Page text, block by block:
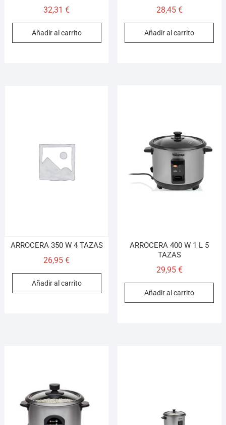
32,31€
Añadir al carrito
28,45 €
Añadir al carrito
ARROCERA 350 W 4 TAZAS
26,95€
Añadir al carrito
ARROCERA 400 W 1 L 5
TAZAS
29,95 €
Añadir al carrito